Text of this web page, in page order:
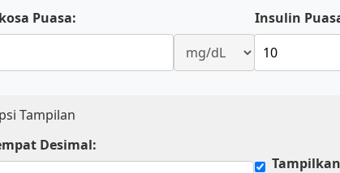
Puasa: Insulin
Tampilan
Desimal: